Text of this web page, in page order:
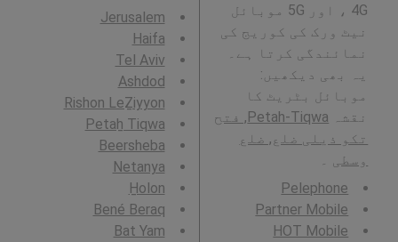
، 4G اور 5G موبائل
نیٹ ورک کی کوریج کی
نمائندگی کرتا ہے۔
یہ بھی دیکھیں:
موبائل بٹریٹ کا
نقشہ
Petah-Tiqwa, فتح
تکو ذیلی ضلع, ضلع
وسطی
Pelephone
Partner Mobile
HOT Mobile
Jerusalem
Haifa
Tel Aviv
Ashdod
Rishon LeẔiyyon
Petaẖ Tiqwa
Beersheba
Netanya
H̱olon
Bené Beraq
Bat Yam